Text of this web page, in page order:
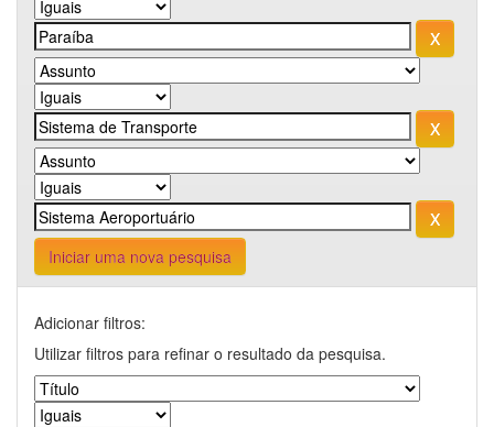
Iniciar uma nova pesquisa
Adicionar filtros:
Utilizar filtros para refinar o resultado da pesquisa.